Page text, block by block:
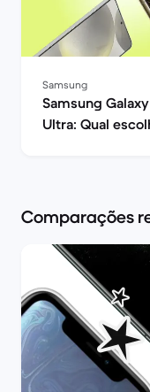
Samsung
Samsung
Ultra: Qual
Comparações